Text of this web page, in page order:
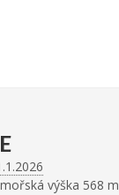
výška 568 m